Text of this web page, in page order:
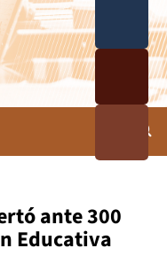
ante 300
Educativa
Profesio
a
Investig
a